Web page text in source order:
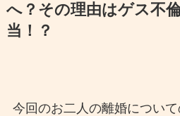
へ？その理由はゲス不
当！？
今回のお二人の離婚について